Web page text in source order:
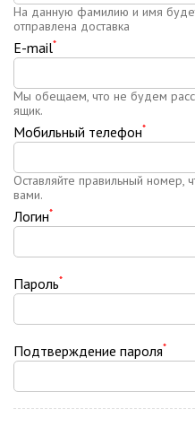
На данную фамилию и имя
отправлена доставка
E-mail*
Мы обещаем, что не будем
ящик.
Мобильный телефон*
Оставляйте правильный номер,
вами.
Логин*
Пароль*
Подтверждение пароля*